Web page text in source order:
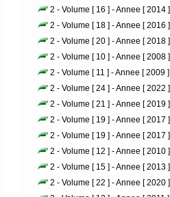
2 - Volume [ 16 ] - Annee [ 2014 ]
2 - Volume [ 18 ] - Annee [ 2016 ]
2 - Volume [ 20 ] - Annee [ 2018 ]
2 - Volume [ 10 ] - Annee [ 2008 ]
2 - Volume [ 11 ] - Annee [ 2009 ]
2 - Volume [ 24 ] - Annee [ 2022 ]
2 - Volume [ 21 ] - Annee [ 2019 ]
2 - Volume [ 19 ] - Annee [ 2017 ]
2 - Volume [ 19 ] - Annee [ 2017 ]
2 - Volume [ 12 ] - Annee [ 2010 ]
2 - Volume [ 15 ] - Annee [ 2013 ]
2 - Volume [ 22 ] - Annee [ 2020 ]